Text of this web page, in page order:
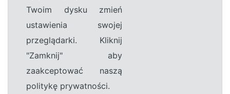
Twoim dysku zmień
ustawienia swojej
przeglądarki. Kliknij
"Zamknij" aby
zaakceptować naszą
politykę prywatności.